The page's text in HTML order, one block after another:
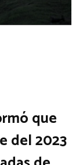
que
del 2023